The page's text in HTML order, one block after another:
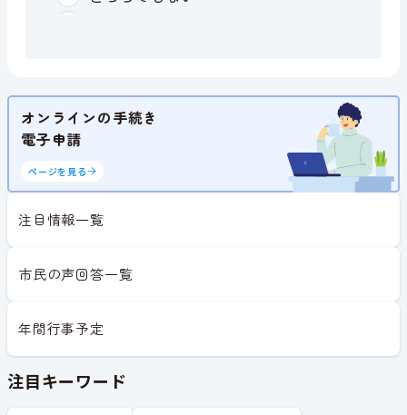
オンラインの手続き
電子申請
ページを見る
注目情報一覧
市民の声回答一覧
年間行事予定
注目キーワード